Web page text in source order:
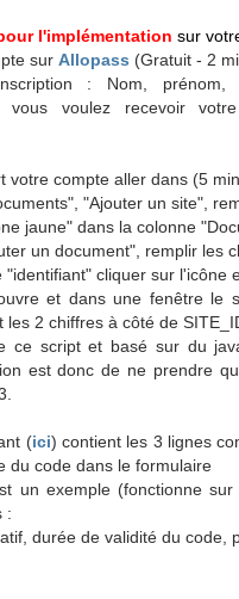
l'implémentation sur
sur Allopass (Gratuit - 2
: Nom, prénom,
vous voulez recevoir
votre compte aller dans (5
"Ajouter un site",
jaune" dans la colonne
un document", remplir les
"identifiant" cliquer sur l'icône
et dans une fenêtre le
les 2 chiffres à côté de
ce script et basé sur du
est donc de ne prendre
(ici) contient les 3 lignes
du code dans le formulaire
un exemple (fonctionne
:
durée de validité du code,